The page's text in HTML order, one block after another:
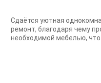
Сдаётся уютная
ремонт, благодаря чему
необходимой мебелью, что